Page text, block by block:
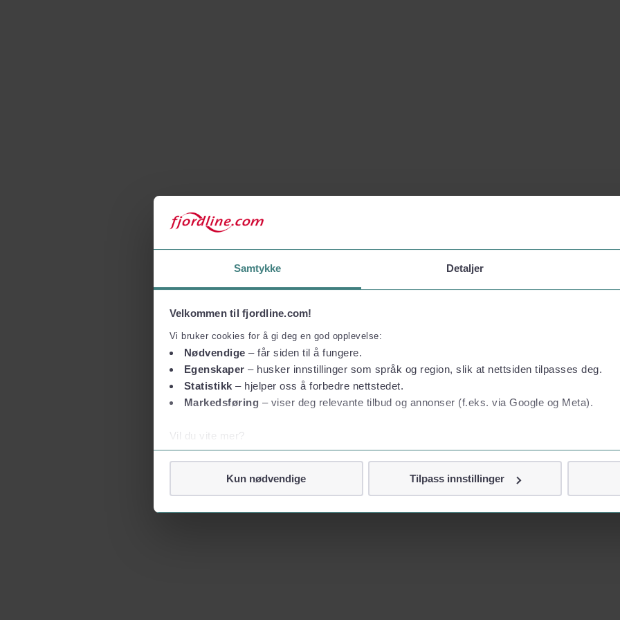
Samtykke Detaljer
Velkommen til fjordline.com!
Vi bruker cookies for å gi deg en god opplevelse:
Nødvendige – får siden til å fungere.
Egenskaper – husker innstillinger som språk og region, slik at nettsiden tilpasses deg.
Statistikk – hjelper oss å forbedre nettstedet.
Markedsføring – viser deg relevante tilbud og annonser (f.eks. via Google og Meta).
Vil du vite mer?
Om informasjonskapsler
Kun nødvendige Tilpass innstillinger